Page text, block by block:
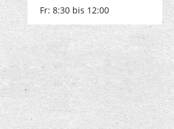
Fr: 8:30 bis 12:00